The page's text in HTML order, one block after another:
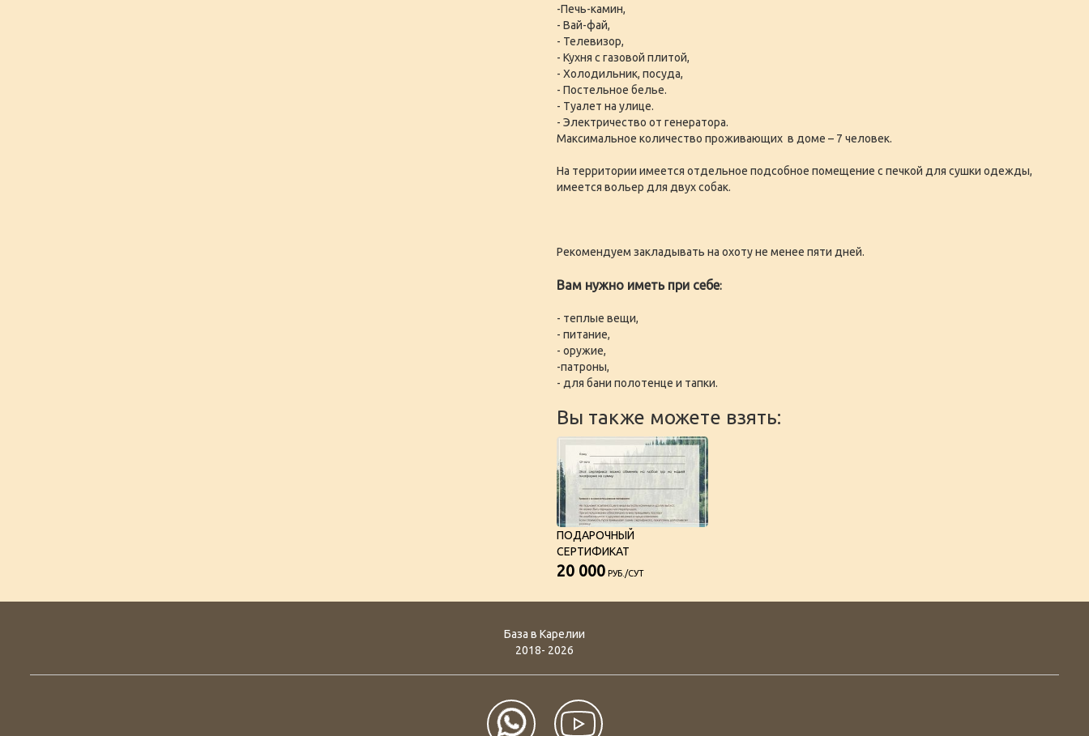
-Печь-камин,
- Вай-фай,
- Телевизор,
- Кухня с газовой плитой,
- Холодильник, посуда,
- Постельное белье.
- Туалет на улице.
- Электричество от генератора.
Максимальное количество проживающих в доме – 7 человек.
На территории имеется отдельное подсобное помещение с печкой для сушки одежды,
имеется вольер для двух собак.
Рекомендуем закладывать на охоту не менее пяти дней.
Вам нужно иметь при себе:
- теплые вещи,
- питание,
- оружие,
-патроны,
- для бани полотенце и тапки.
Вы также можете взять:
ПОДАРОЧНЫЙ
СЕРТИФИКАТ
20 000 РУБ./СУТ
База в Карелии
2018- 2026